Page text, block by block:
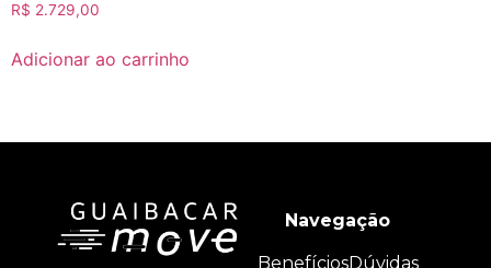
R$ 2.729,00
Adicionar ao carrinho
Navegação
BenefíciosDúvidas